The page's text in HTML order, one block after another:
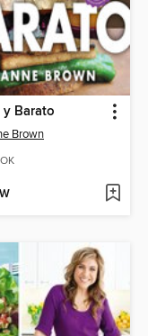
y Barato
Brown